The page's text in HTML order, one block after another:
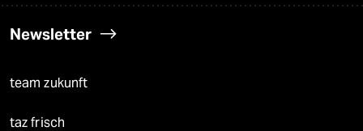
Newsletter
team zukunft
taz frisch